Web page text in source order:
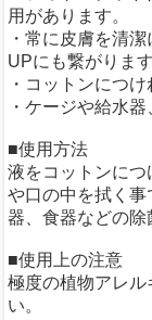
用があります。
・常に皮膚を清
UPにも繋がります
・コットンにつ
・ケージや給水
■使用方法
液をコットンにつ
や口の中を拭く
器、食器などの除
■使用上の注意
極度の植物アレル
い。